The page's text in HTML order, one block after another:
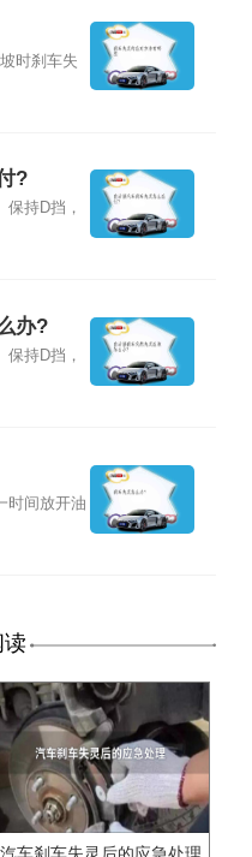
时刹车失
?
保持D挡，
办?
保持D挡，
时间放开油